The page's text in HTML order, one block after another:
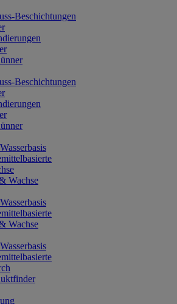
Beschichtungen
Beschichtungen
Wachse
Wachse